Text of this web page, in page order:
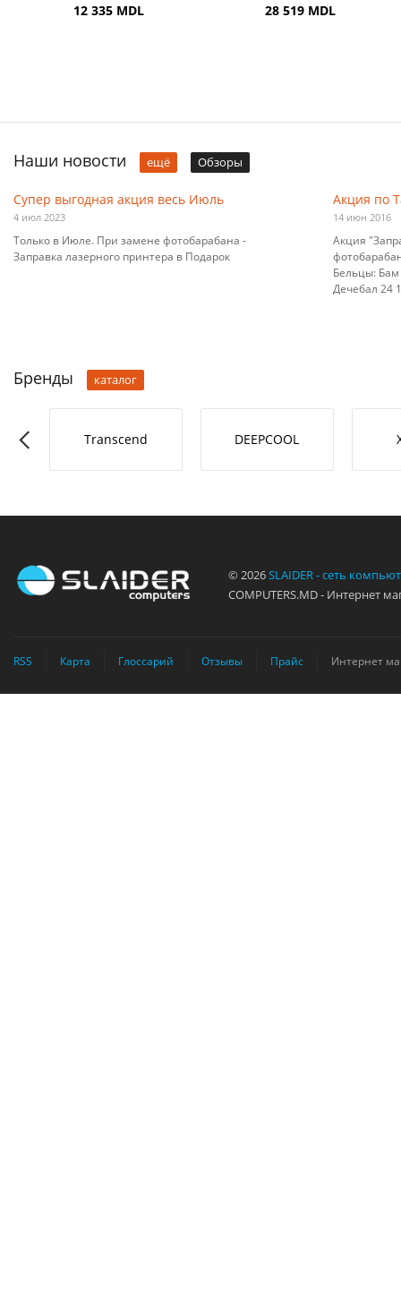
12 335 MDL 28 519 MDL
Наши новости ещё Обзоры
Супер выгодная акция весь Июль
4 июл 2023
Только в Июле. При замене фотобарабана -
Заправка лазерного принтера в Подарок
Акция по
14 июн 2016
Акция
Бельцы: Бам
Дечебал 24
Бренды каталог
L Transcend DEEPCOOL
© 2026SLAIDER - сеть
COMPUTERS.MD - Интернет
RSS Карта Глоссарий Отзывы Прайс Интернет